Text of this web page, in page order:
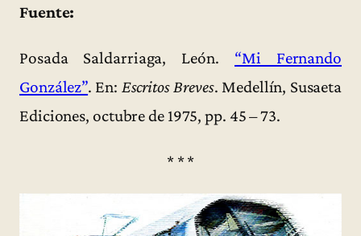
Fuente:
Posada Saldarriaga, León. “Mi Fernando
González”. En: Escritos Breves. Medellín, Susaeta
Ediciones, octubre de 1975, pp. 45 – 73.
* * *